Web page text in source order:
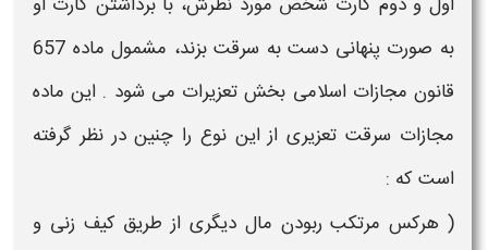
به صورت پنهانی دست به سرقت بزند، مشمول ماده 657
قانون مجازات اسلامی بخش تعزیرات می شود . این ماده
مجازات سرقت تعزیری از این نوع را چنین در نظر گرفته
است که :
( هرکس مرتکب ربودن مال دیگری از طریق کیف زنی و